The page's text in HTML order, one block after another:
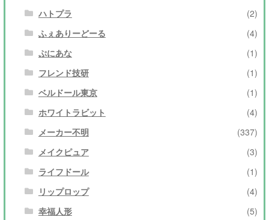
ハトプラ
(2)
ふぇありーどーる
(4)
ぷにあな
(1)
フレンド技研
(1)
ベルドール東京
(1)
ホワイトラビット
(4)
メーカー不明
(337)
メイクピュア
(3)
ライフドール
(1)
リップロップ
(4)
幸福人形
(5)